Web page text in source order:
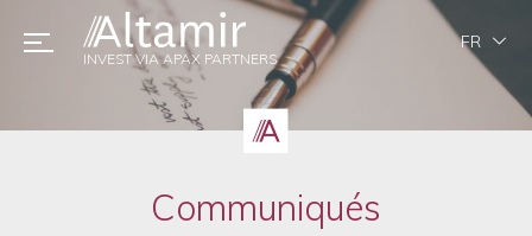
Communiqués
INVEST VIA APAX PARTNERS
FR